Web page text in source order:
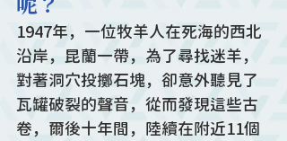
呢？
1947年，一位牧羊人在死海的西北
沿岸，昆蘭一帶，為了尋找迷羊，
對著洞穴投擲石塊，卻意外聽見了
瓦罐破裂的聲音，從而發現這些古
卷，爾後十年間，陸續在附近11個